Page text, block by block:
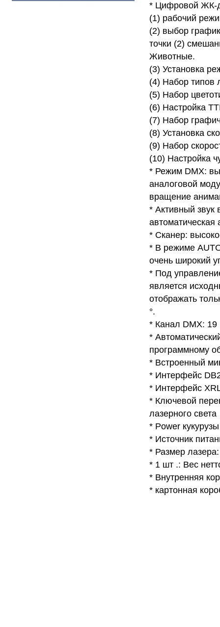
* Цифровой ЖК-
(1) рабочий
(2) выбор
точки (2)
Животные.
(3) Установка
(4) Набор типов
(5) Набор
(6) Настройка
(7) Набор
(8) Установка
(9) Набор
(10) Настройка
* Режим DMX:
аналоговой
вращение
* Активный звук
* Сканер:
* В режиме
очень широкий
* Под
является
отображать
°.
* Канал DMX: 19
*
программному
* Встроенный
* Интерфейс
* Интерфейс
* Ключевой
лазерного света
* Power
* Источник
* Размер
* 1 шт .: Вес
* Внутренняя
* картонная